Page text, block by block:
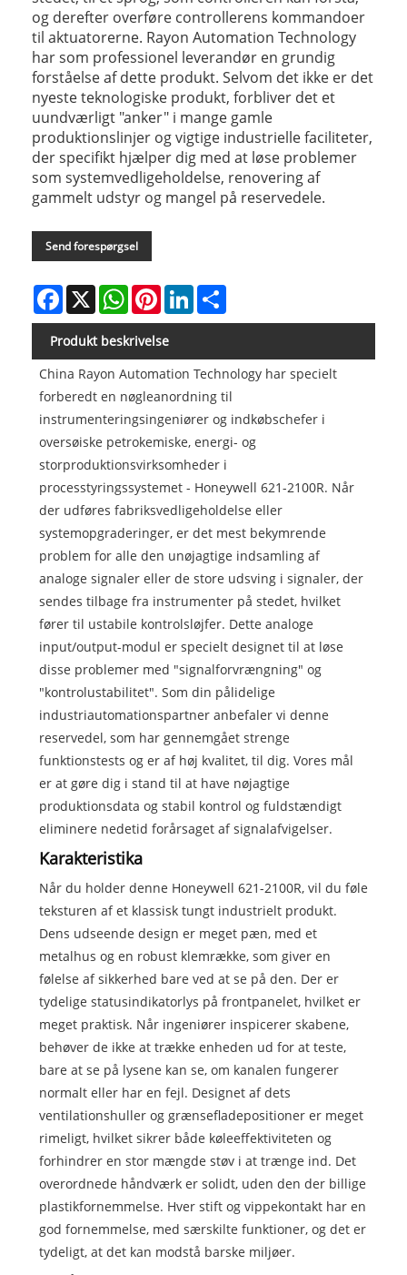
og derefter overføre controllerens kommandoer
til aktuatorerne. Rayon Automation Technology
har som professionel leverandør en grundig
forståelse af dette produkt. Selvom det ikke er det
nyeste teknologiske produkt, forbliver det et
uundværligt "anker" i mange gamle
produktionslinjer og vigtige industrielle faciliteter,
der specifikt hjælper dig med at løse problemer
som systemvedligeholdelse, renovering af
gammelt udstyr og mangel på reservedele.
Send forespørgsel
Facebook
X WhatsAppPinterestLinkedIn
Produkt beskrivelse
China Rayon Automation Technology har specielt
forberedt en nøgleanordning til
instrumenteringsingeniører og indkøbschefer i
oversøiske petrokemiske, energi- og
storproduktionsvirksomheder i
processtyringssystemet - Honeywell 621-2100R. Når
der udføres fabriksvedligeholdelse eller
systemopgraderinger, er det mest bekymrende
problem for alle den unøjagtige indsamling af
analoge signaler eller de store udsving i signaler, der
sendes tilbage fra instrumenter på stedet, hvilket
fører til ustabile kontrolsløjfer. Dette analoge
input/output-modul er specielt designet til at løse
disse problemer med "signalforvrængning" og
"kontrolustabilitet". Som din pålidelige
industriautomationspartner anbefaler vi denne
reservedel, som har gennemgået strenge
funktionstests og er af høj kvalitet, til dig. Vores mål
er at gøre dig i stand til at have nøjagtige
produktionsdata og stabil kontrol og fuldstændigt
eliminere nedetid forårsaget af signalafvigelser.
Karakteristika
Når du holder denne Honeywell 621-2100R, vil du føle
teksturen af ​​et klassisk tungt industrielt produkt.
Dens udseende design er meget pæn, med et
metalhus og en robust klemrække, som giver en
følelse af sikkerhed bare ved at se på den. Der er
tydelige statusindikatorlys på frontpanelet, hvilket er
meget praktisk. Når ingeniører inspicerer skabene,
behøver de ikke at trække enheden ud for at teste,
bare at se på lysene kan se, om kanalen fungerer
normalt eller har en fejl. Designet af dets
ventilationshuller og grænsefladepositioner er meget
rimeligt, hvilket sikrer både køleeffektiviteten og
forhindrer en stor mængde støv i at trænge ind. Det
overordnede håndværk er solidt, uden den der billige
plastikfornemmelse. Hver stift og vippekontakt har en
god fornemmelse, med særskilte funktioner, og det er
tydeligt, at det kan modstå barske miljøer.